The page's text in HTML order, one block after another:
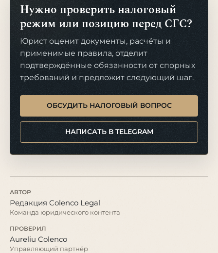
Нужно проверить налоговый
режим или позицию перед СГС?
Юрист оценит документы, расчёты и
применимые правила, отделит
подтверждённые обязанности от спорных
требований и предложит следующий шаг.
ОБСУДИТЬ НАЛОГОВЫЙ ВОПРОС
НАПИСАТЬ В TELEGRAM
АВТОР
Редакция Colenco Legal
Команда юридического контента
ПРОВЕРИЛ
Aureliu Colenco
Управляющий партнёр